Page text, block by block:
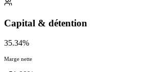
Capital & détention
35.34%
Marge nette